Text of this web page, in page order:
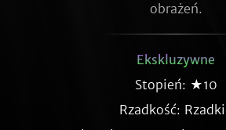
obrażeń.
Ekskluzywne
Stopień: ★10
Rzadkość: